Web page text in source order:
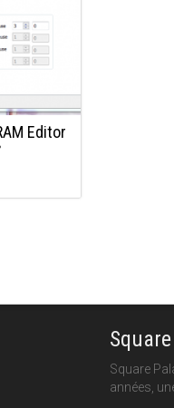
Editor
Square
années,